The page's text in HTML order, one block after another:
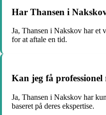
Har Thansen i
Ja, Thansen i Nakskov har et
for at aftale en tid.
Kan jeg få
Ja, Thansen i Nakskov har
baseret på deres ekspertise.